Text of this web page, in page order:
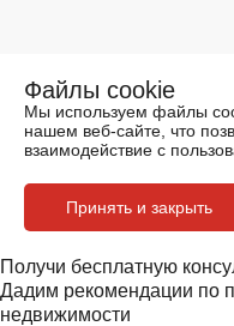
Файлы cookie
Мы используем файлы
нашем веб-сайте, что
взаимодействие с
Принять и закрыть
Получи бесплатную
Дадим рекомендации по
недвижимости